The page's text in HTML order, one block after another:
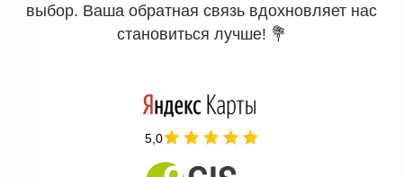
выбор. Ваша обратная связь вдохновляет нас
становиться лучше! 💐
5,0